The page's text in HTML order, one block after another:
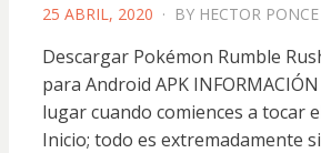
POSTED
25 ABRIL, 2020 BY HECTOR PONCE
Descargar Pokémon Rumble
para Android APK
lugar cuando comiences a tocar
Inicio; todo es extremadamente